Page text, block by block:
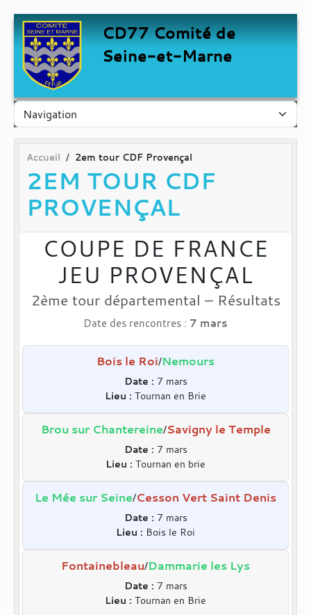
CD77 Comité de
Seine-et-Marne
Accueil 2em tour CDF Provençal
2EM TOUR CDF
PROVENÇAL
COUPE DE FRANCE
JEU PROVENÇAL
2ème tour départemental – Résultats
Date des rencontres : 7 mars
Bois le Roi/Nemours
Date : 7 mars
Lieu : Tournan en Brie
Brou sur Chantereine/Savigny le Temple
Date : 7 mars
Lieu : Tournan en brie
Le Mée sur Seine/Cesson Vert Saint Denis
Date : 7 mars
Lieu : Bois le Roi
Fontainebleau/Dammarie les Lys
Date : 7 mars
Lieu : Tournan en Brie